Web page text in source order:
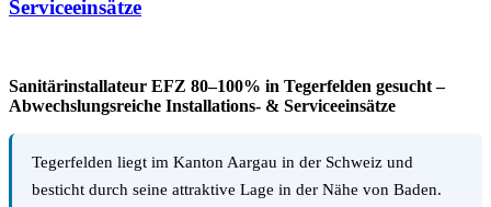
Serviceeinsätze
Sanitärinstallateur EFZ 80–100% in Tegerfelden gesucht –
Abwechslungsreiche Installations- & Serviceeinsätze
Tegerfelden liegt im Kanton Aargau in der Schweiz und
besticht durch seine attraktive Lage in der Nähe von Baden.